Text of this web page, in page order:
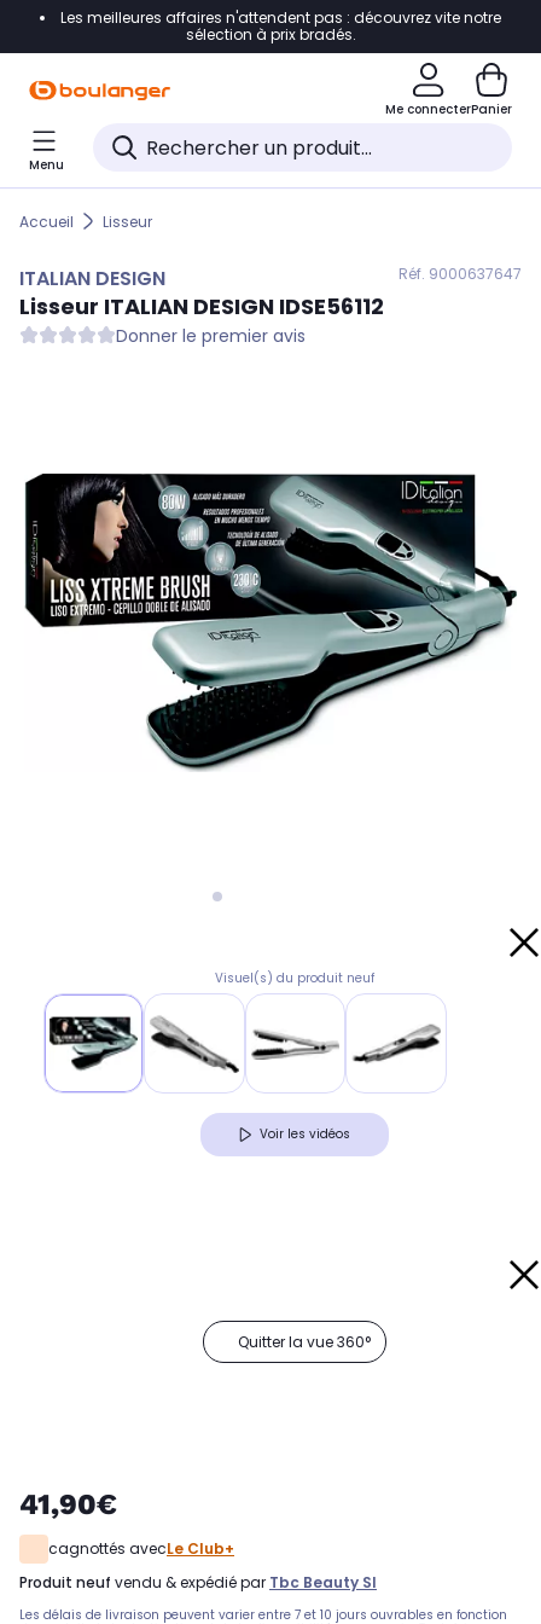
Accéder directement à la navigation
Accéder directement au pied de page
Accéder directement au chatbot
Les meilleures affaires n'attendent pas : découvrez vite notre
sélection à prix bradés.
Me connecterPanier
Menu
Accueil Lisseur
ITALIAN DESIGN Réf. 9000637647
Lisseur ITALIAN DESIGN IDSE56112
Donner le premier avis
Visuel(s) du produit neuf
Voir les vidéos
Quitter la vue 360°
41,90€
cagnottés avecLe Club+
produit neuf vendu & expédié par Tbc Beauty Sl
Les délais de livraison peuvent varier entre 7 et 10 jours ouvrables en fonction